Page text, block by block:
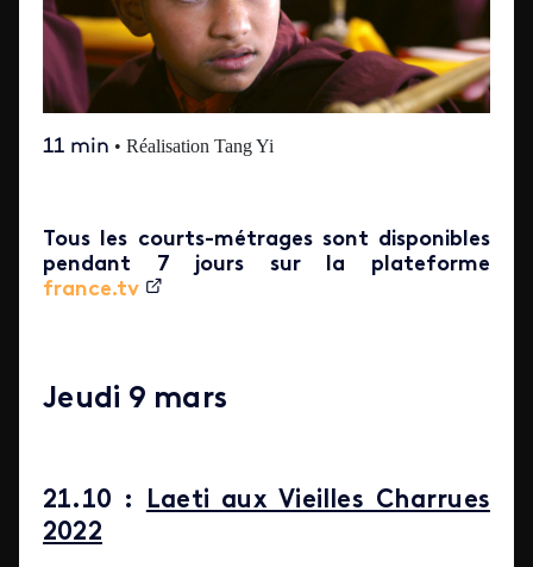
11 min • Réalisation Tang Yi
Tous les courts-métrages sont disponibles
pendant 7 jours sur la plateforme
france.tv
Jeudi 9 mars
21.10 :
Laeti aux Vieilles Charrues
2022